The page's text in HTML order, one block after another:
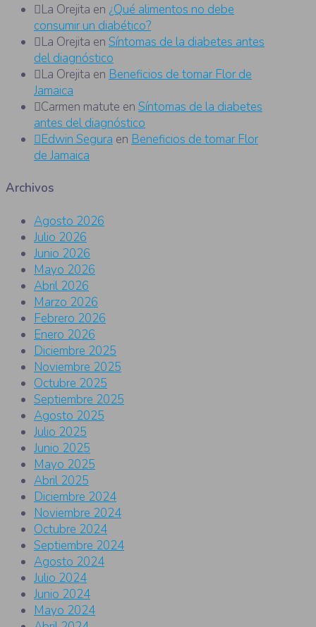
La Orejita en ¿Qué alimentos no debe
consumir un diabético?
La Orejita en Síntomas de la diabetes antes
del diagnóstico
La Orejita en Beneficios de tomar Flor de
Jamaica
Carmen matute en Síntomas de la diabetes
antes del diagnóstico
Edwin Segura en Beneficios de tomar Flor
de Jamaica
Archivos
Agosto 2026
Julio 2026
Junio 2026
Mayo 2026
Abril 2026
Marzo 2026
Febrero 2026
Enero 2026
Diciembre 2025
Noviembre 2025
Octubre 2025
Septiembre 2025
Agosto 2025
Julio 2025
Junio 2025
Mayo 2025
Abril 2025
Diciembre 2024
Noviembre 2024
Octubre 2024
Septiembre 2024
Agosto 2024
Julio 2024
Junio 2024
Mayo 2024